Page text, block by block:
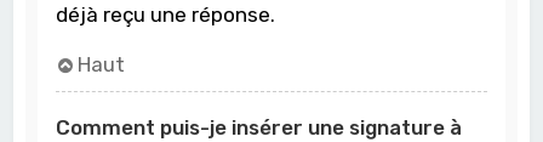
déjà reçu une réponse.
Haut
Comment puis-je insérer une signature à